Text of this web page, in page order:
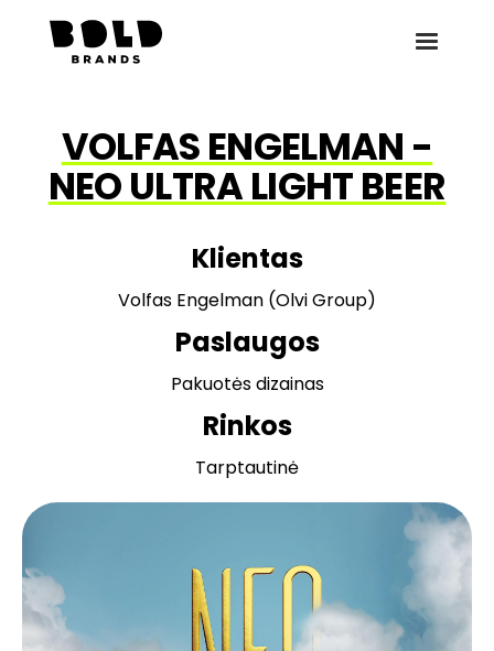
VOLFAS ENGELMAN -
NEO ULTRA LIGHT BEER
Klientas
Volfas Engelman (Olvi Group)
Paslaugos
Pakuotės dizainas
Rinkos
Tarptautinė